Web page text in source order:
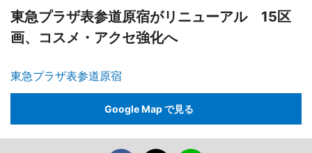
東急プラザ表参道原宿がリニューアル 15区
画、コスメ・アクセ強化へ
東急プラザ表参道原宿
Google Map で見る